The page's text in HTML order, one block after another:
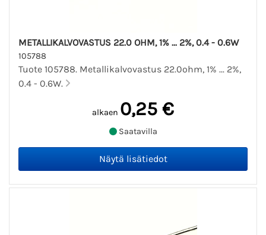
METALLIKALVOVASTUS 22.0 OHM, 1% ... 2%, 0.4 - 0.6W
105788
Tuote 105788. Metallikalvovastus 22.0ohm, 1% ... 2%,
0.4 - 0.6W.
alkaen 0,25 €
Saatavilla